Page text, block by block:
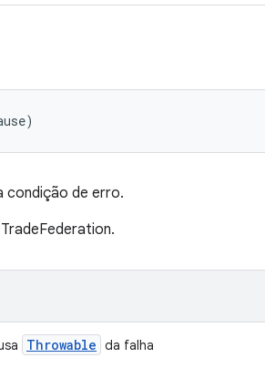
condição de erro.
Throwable da falha